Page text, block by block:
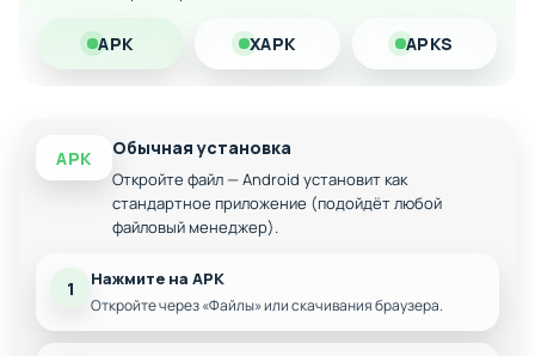
Возможность рыбалки днём и ночью во все
Простое и удобное управление на сенсорном
экране
Множество водоёмов с различными условиями
APK XAPK APKS
APK Обычная установка
Откройте файл — Android установит как
стандартное приложение (подойдёт любой
файловый менеджер).
1 Нажмите на APK
Откройте через «Файлы» или скачивания браузера.